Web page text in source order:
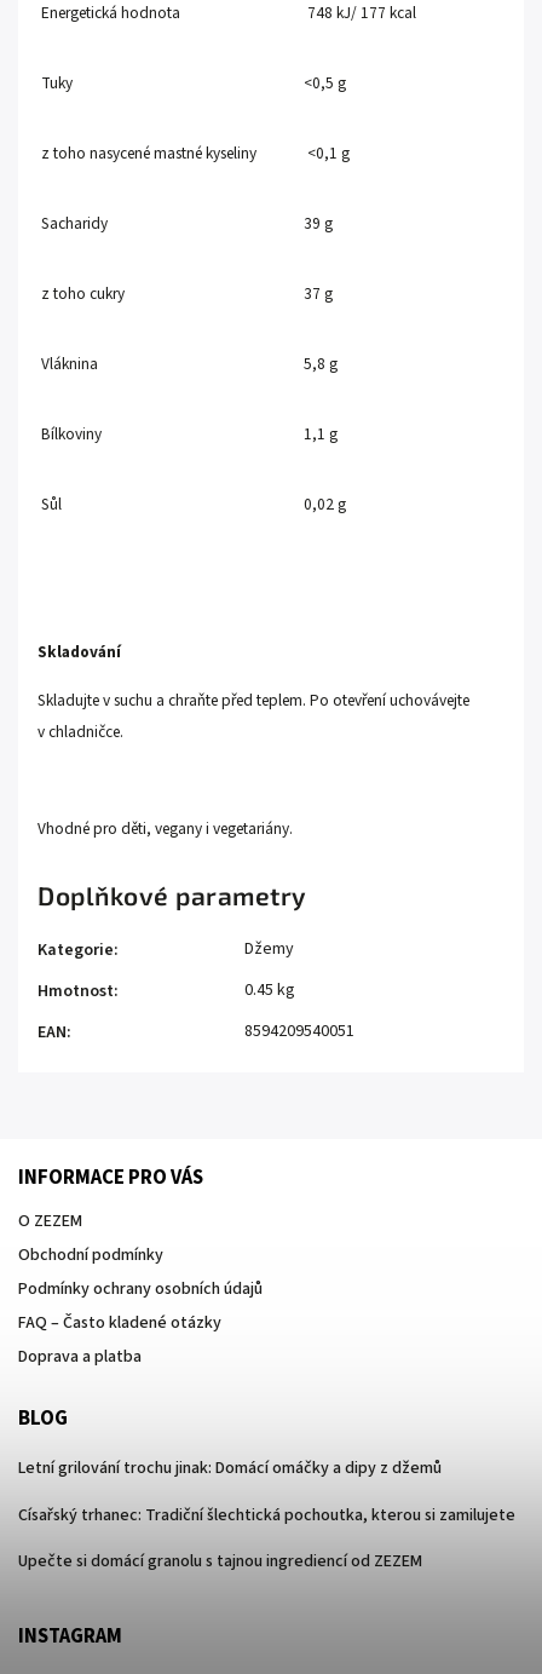
Energetická hodnota 748 kJ/ 177 kcal
Tuky <0,5 g
z toho nasycené mastné kyseliny <0,1 g
Sacharidy 39 g
z toho cukry 37 g
Vláknina 5,8 g
Bílkoviny 1,1 g
Sůl 0,02 g
Skladování
Skladujte v suchu a chraňte před teplem. Po otevření uchovávejte
v chladničce.
Vhodné pro děti, vegany i vegetariány.
Doplňkové parametry
Kategorie:
Džemy
Hmotnost:
0.45 kg
EAN: 8594209540051
INFORMACE PRO VÁS
O ZEZEM
Obchodní podmínky
Podmínky ochrany osobních údajů
FAQ – Často kladené otázky
Doprava a platba
BLOG
Letní grilování trochu jinak: Domácí omáčky a dipy z džemů
Císařský trhanec: Tradiční šlechtická pochoutka, kterou si zamilujete
Upečte si domácí granolu s tajnou ingrediencí od ZEZEM
INSTAGRAM